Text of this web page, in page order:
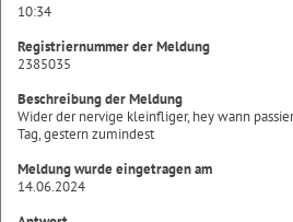
10:34
Registriernummer der Meldung
2385035
Beschreibung der Meldung
Wider der nervige kleinfliger, hey wann
Tag, gestern zumindest
Meldung wurde eingetragen am
14.06.2024